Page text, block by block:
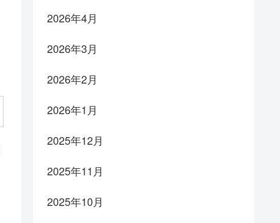
2026年4月
2026年3月
2026年2月
2026年1月
2025年12月
2025年11月
2025年10月